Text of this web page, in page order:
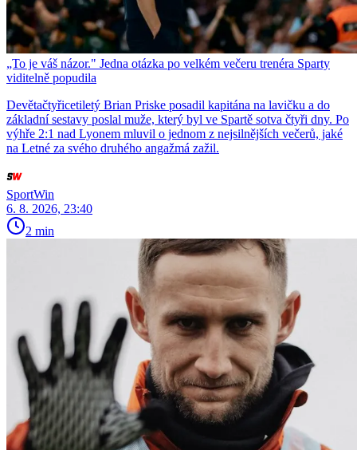
„To je váš názor." Jedna otázka po velkém večeru trenéra Sparty
viditelně popudila
Devětačtyřicetiletý Brian Priske posadil kapitána na lavičku a do
základní sestavy poslal muže, který byl ve Spartě sotva čtyři dny. Po
výhře 2:1 nad Lyonem mluvil o jednom z nejsilnějších večerů, jaké
na Letné za svého druhého angažmá zažil.
SportWin
6. 8. 2026, 23:40
2 min